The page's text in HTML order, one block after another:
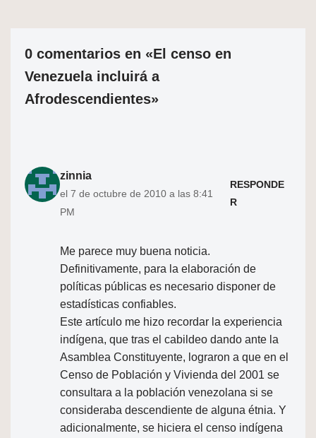
0 comentarios en «El censo en
Venezuela incluirá a
Afrodescendientes»
zinnia
el 7 de octubre de 2010 a las 8:41
PM
RESPONDE
R
Me parece muy buena noticia.
Definitivamente, para la elaboración de
políticas públicas es necesario disponer de
estadísticas confiables.
Este artículo me hizo recordar la experiencia
indígena, que tras el cabildeo dando ante la
Asamblea Constituyente, lograron a que en el
Censo de Población y Vivienda del 2001 se
consultara a la población venezolana si se
consideraba descendiente de alguna étnia. Y
adicionalmente, se hiciera el censo indígena